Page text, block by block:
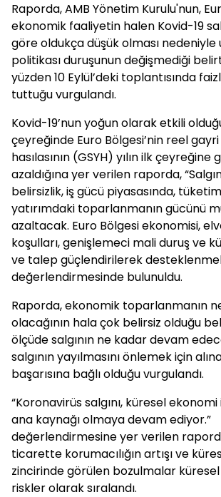
Raporda, AMB Yönetim Kurulu'nun,
ekonomik faaliyetin halen Kovid-19
göre oldukça düşük olması
politikası duruşunun değişmediği
yüzden 10 Eylül’deki toplantısında
tuttuğu vurgulandı.
Kovid-19’nun yoğun olarak etkili
çeyreğinde Euro Bölgesi’nin reel
hasılasının (GSYH) yılın ilk çeyreğine
azaldığına yer verilen raporda,
belirsizlik, iş gücü piyasasında,
yatırımdaki toparlanmanın gücünü
azaltacak. Euro Bölgesi ekonomisi,
koşulları, genişlemeci mali duruş ve
ve talep güçlendirilerek
değerlendirmesinde bulunuldu.
Raporda, ekonomik toparlanmanın
olacağının hala çok belirsiz olduğu
ölçüde salgının ne kadar devam
salgının yayılmasını önlemek için
başarısına bağlı olduğu vurgulandı.
“Koronavirüs salgını, küresel
ana kaynağı olmaya devam ediyor.”
değerlendirmesine yer verilen
ticarette korumacılığın artışı ve
zincirinde görülen bozulmalar
riskler olarak sıralandı.